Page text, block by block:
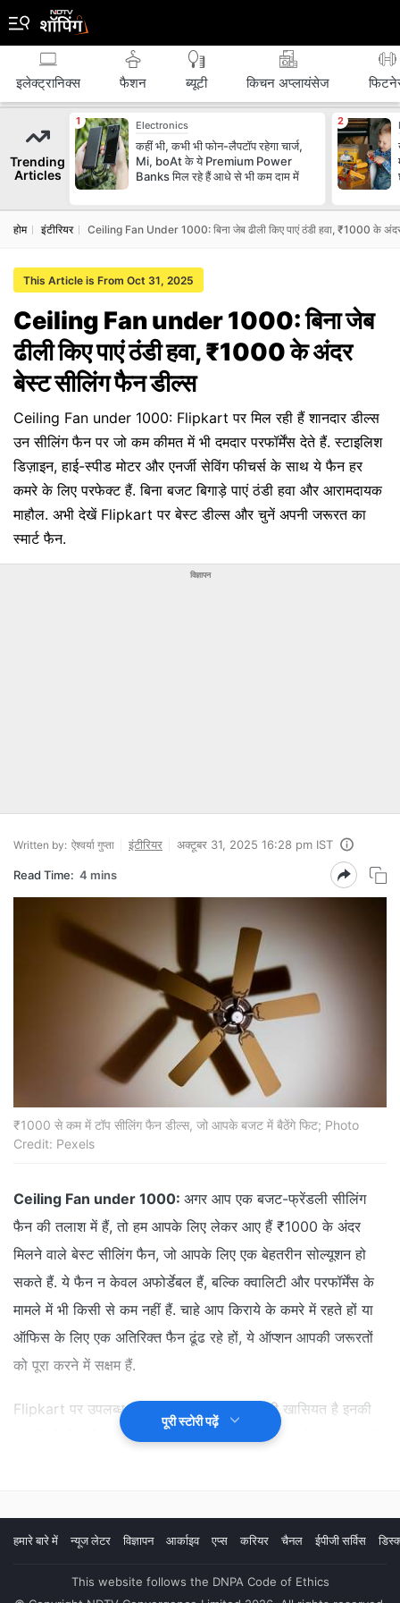
इलेक्ट्रानिक्स फैशन ब्‍यूटी किचन अप्लायंसेज
Trending
Articles
Electronics
कहीं भी, कभी भी फोन-लैपटॉप रहेगा चार्ज,
Mi, boAt के ये Premium Power
Banks मिल रहे हैं आधे से भी कम दाम में
होम इंटीरियर Ceiling Fan Under 1000: बिना जेब ढीली किए पाएं ठंडी हवा, ₹1000 के
This Article is From Oct 31, 2025
Ceiling Fan under 1000: बिना जेब
ढीली किए पाएं ठंडी हवा, ₹1000 के अंदर
बेस्ट सीलिंग फैन डील्स
Ceiling Fan under 1000: Flipkart पर मिल रही हैं शानदार डील्स
उन सीलिंग फैन पर जो कम कीमत में भी दमदार परफॉर्मेंस देते हैं. स्टाइलिश
डिज़ाइन, हाई-स्पीड मोटर और एनर्जी सेविंग फीचर्स के साथ ये फैन हर
कमरे के लिए परफेक्ट हैं. बिना बजट बिगाड़े पाएं ठंडी हवा और आरामदायक
माहौल. अभी देखें Flipkart पर बेस्ट डील्स और चुनें अपनी जरूरत का
स्मार्ट फैन.
विज्ञापन
Written by: ऐश्वर्या गुप्ता इंटीरियर अक्टूबर 31, 2025 16:28 pm IST
Read Time: 4 mins
₹1000 से कम में टॉप सीलिंग फैन डील्स, जो आपके बजट में बैठेंगे फिट; Photo
Credit: Pexels
Ceiling Fan under 1000: अगर आप एक बजट-फ्रेंडली सीलिंग
फैन की तलाश में हैं, तो हम आपके लिए लेकर आए हैं ₹1000 के अंदर
मिलने वाले बेस्ट सीलिंग फैन, जो आपके लिए एक बेहतरीन सोल्यूशन हो
सकते हैं. ये फैन न केवल अफोर्डेबल हैं, बल्कि क्वालिटी और परफॉर्मेंस के
मामले में भी किसी से कम नहीं हैं. चाहे आप किराये के कमरे में रहते हों या
ऑफिस के लिए एक अतिरिक्त फैन ढूंढ रहे हों, ये ऑप्शन आपकी जरूरतों
को पूरा करने में सक्षम हैं.
Flipkart पर उपलब्ध इन सीलिंग फैन की सबसे बड़ी खासियत है इनकी
एनर्जी एफिशिएंसी और कॉम्पैक्ट डिज़ाइन. कम वोल्टेज पर भी ये फैन अच्छी
स्पीड मोटर और स्टाइलिश फिनिश जैसे फीचर्स भी मिलते हैं, जो इस बजट
में एक शानदार डील साबित होते हैं.
पूरी स्टोरी पढ़ें
हमारे बारे में न्यूज लेटर विज्ञापन आर्काइव एप्स करियर चैनल ईपीजी सर्विस
This website follows the DNPA Code of Ethics